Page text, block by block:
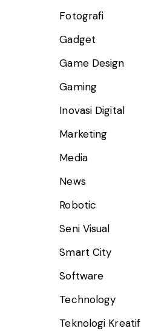
Fotografi
Gadget
Game Design
Gaming
Inovasi Digital
Marketing
Media
News
Robotic
Seni Visual
Smart City
Software
Technology
Teknologi Kreatif